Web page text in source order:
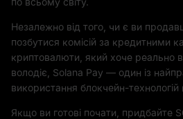
Незалежно від того, чи є ви
позбутися комісій за кредитними
криптовалюти, який хоче реально
володіє, Solana Pay — один із
використання блокчейн-технологій
Якщо ви готові почати, придбайте